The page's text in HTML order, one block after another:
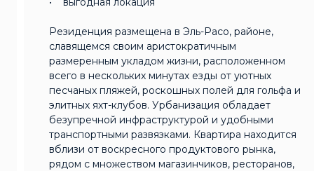
Резиденция размещена в Эль-Расо, районе,
славящемся своим аристократичным
размеренным укладом жизни, расположенном
всего в нескольких минутах езды от уютных
песчаных пляжей, роскошных полей для гольфа и
элитных яхт-клубов. Урбанизация обладает
безупречной инфраструктурой и удобными
транспортными развязками. Квартира находится
вблизи от воскресного продуктового рынка,
рядом с множеством магазинчиков, ресторанов,